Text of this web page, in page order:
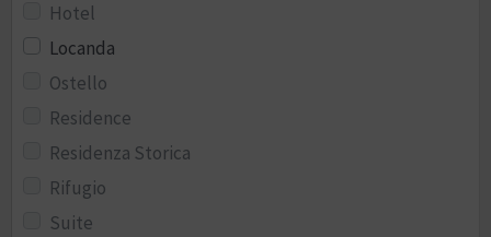
Hotel
Locanda
Ostello
Residence
Residenza Storica
Rifugio
Suite